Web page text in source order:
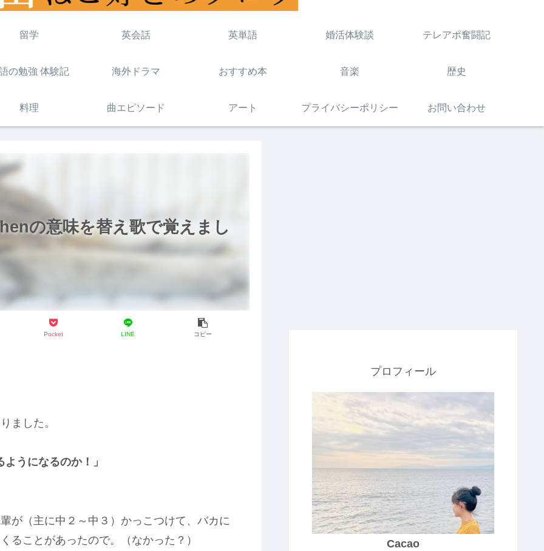
留学 英会話 英単語 婚活体験談 テレアポ奮闘記
の勉強 体験記 海外ドラマ おすすめ本 音楽 歴史
料理 曲エピソード アート プライバシーポリシー お問い合わせ
の意味を替え歌で覚えまし
Pocket LINE コピー
ました。
ようになるのか！」
が（主に中２～中３）かっこつけて、バカに
ることがあったので。（なかった？）
プロフィール
Cacao